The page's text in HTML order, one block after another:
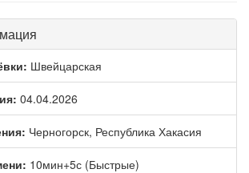
Швейцарская
04.04.2026
Черногорск, Республика Хакасия
10мин+5с (Быстрые)